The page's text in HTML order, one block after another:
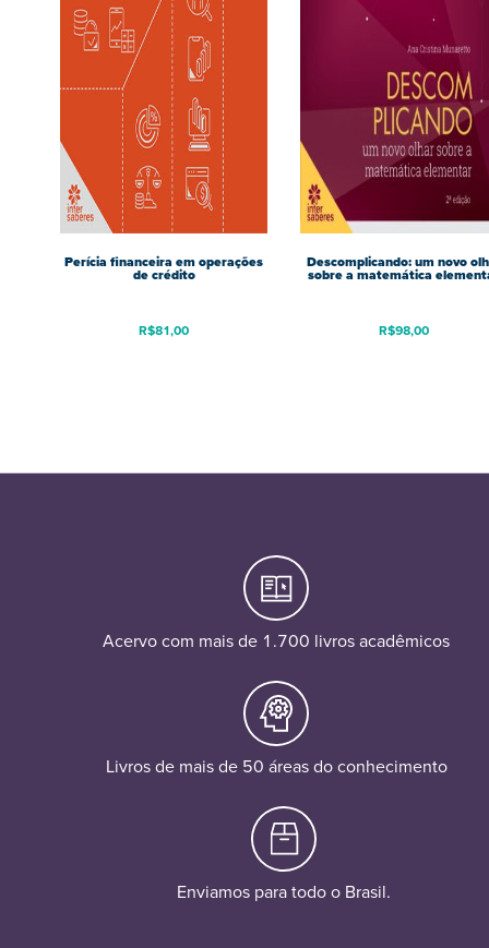
Perícia financeira em operações
de crédito
R$81,00
Descomplicando: um novo
sobre a matemática
R$98,00
Acervo com mais de 1.700 livros acadêmicos
Livros de mais de 50 áreas do conhecimento
Enviamos para todo o Brasil.